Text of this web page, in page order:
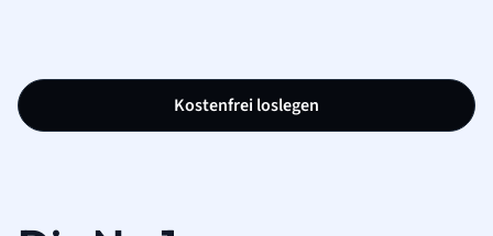
Kostenfrei loslegen